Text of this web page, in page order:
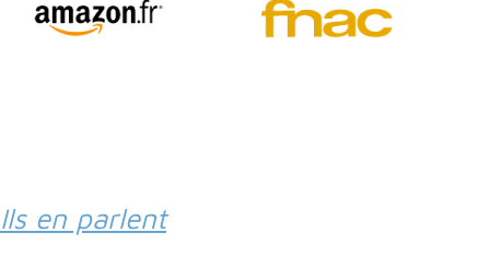
Ils en parlent